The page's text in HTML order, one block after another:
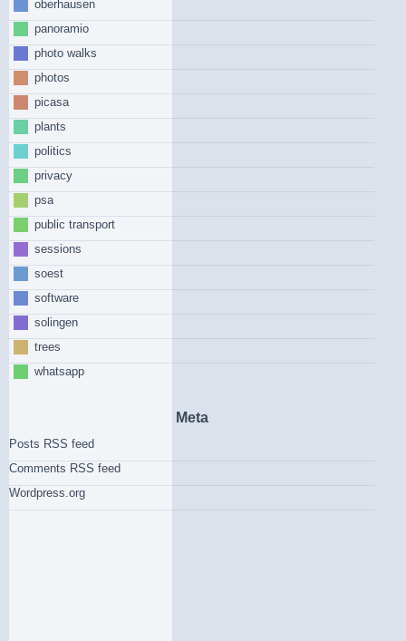
oberhausen
panoramio
photo walks
photos
picasa
plants
politics
privacy
psa
public transport
sessions
soest
software
solingen
trees
whatsapp
Meta
Posts RSS feed
Comments RSS feed
Wordpress.org